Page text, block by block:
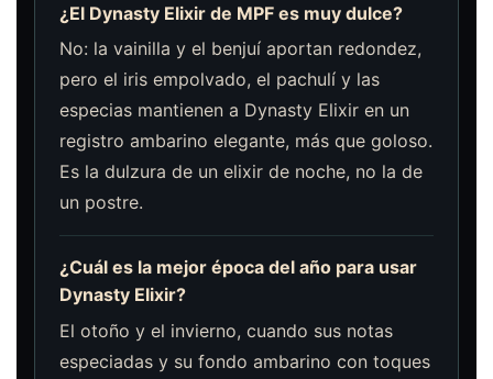
¿El Dynasty Elixir de MPF es muy dulce?
No: la vainilla y el benjuí aportan redondez,
pero el iris empolvado, el pachulí y las
especias mantienen a Dynasty Elixir en un
registro ambarino elegante, más que goloso.
Es la dulzura de un elixir de noche, no la de
un postre.
¿Cuál es la mejor época del año para usar
Dynasty Elixir?
El otoño y el invierno, cuando sus notas
especiadas y su fondo ambarino con toques